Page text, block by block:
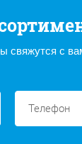
свяжутся с